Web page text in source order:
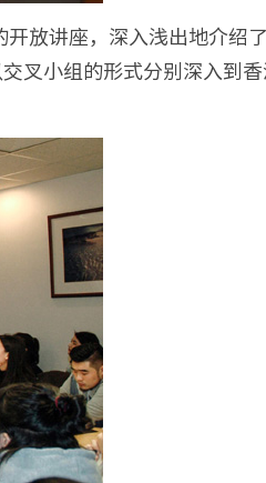
放讲座，深入浅出地介绍
叉小组的形式分别深入到